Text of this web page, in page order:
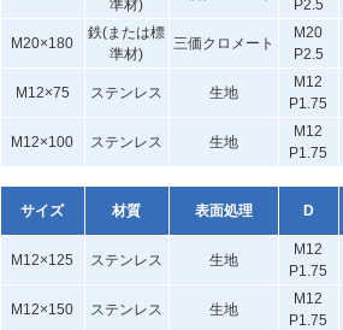
準材) P2.5
M20×180
鉄(または標
準材)
三価クロメート
M20
P2.5
M12×75 ステンレス 生地
M12
P1.75
M12×100 ステンレス 生地
M12
P1.75
サイズ 材質 表面処理 D
M12×125 ステンレス 生地
M12
P1.75
M12×150 ステンレス 生地
M12
P1.75